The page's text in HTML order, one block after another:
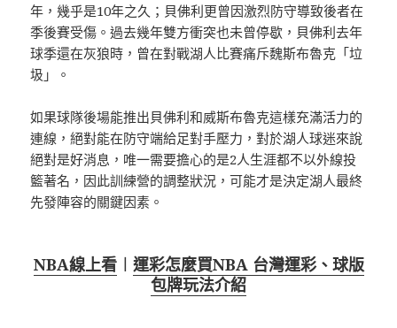
年，幾乎是10年之久；貝佛利更曾因激烈防守導致後者在
季後賽受傷。過去幾年雙方衝突也未曾停歇，貝佛利去年
球季還在灰狼時，曾在對戰湖人比賽痛斥魏斯布魯克「垃
圾」。
如果球隊後場能推出貝佛利和威斯布魯克這樣充滿活力的
連線，絕對能在防守端給足對手壓力，對於湖人球迷來說
絕對是好消息，唯一需要擔心的是2人生涯都不以外線投
籃著名，因此訓練營的調整狀況，可能才是決定湖人最終
先發陣容的關鍵因素。
NBA線上看︱ 運彩怎麼買NBA 台灣運彩、球版
包牌玩法介紹